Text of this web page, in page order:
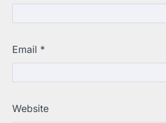
Email *
Website